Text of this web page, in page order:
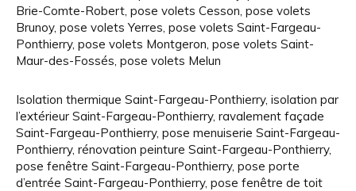
Brie-Comte-Robert, pose volets Cesson, pose volets
Brunoy, pose volets Yerres, pose volets Saint-Fargeau-
Ponthierry, pose volets Montgeron, pose volets Saint-
Maur-des-Fossés, pose volets Melun
Isolation thermique Saint-Fargeau-Ponthierry, isolation par
l’extérieur Saint-Fargeau-Ponthierry, ravalement façade
Saint-Fargeau-Ponthierry, pose menuiserie Saint-Fargeau-
Ponthierry, rénovation peinture Saint-Fargeau-Ponthierry,
pose fenêtre Saint-Fargeau-Ponthierry, pose porte
d’entrée Saint-Fargeau-Ponthierry, pose fenêtre de toit